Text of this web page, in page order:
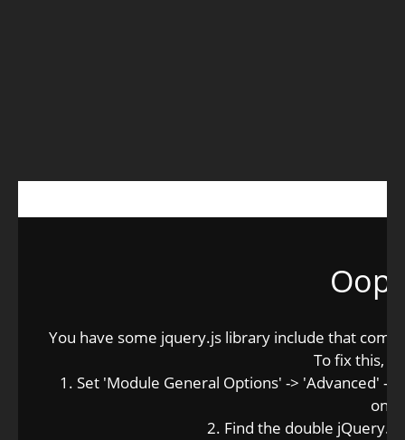
You have some jquery.js library include that
To fix this,
1. Set 'Module General Options' -> 'Advanced' ->
on
2. Find the double